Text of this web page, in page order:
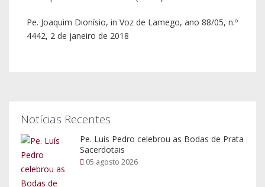
Pe. Joaquim Dionísio, in Voz de Lamego, ano 88/05, n.º
4442, 2 de janeiro de 2018
Notícias Recentes
Pe. Luís Pedro celebrou as Bodas de Prata
Sacerdotais
05 agosto 2026